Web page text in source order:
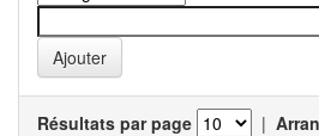
Résultats par page |